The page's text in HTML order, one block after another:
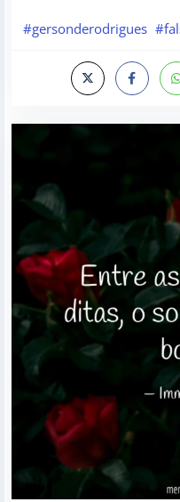
#gersonderodrigues